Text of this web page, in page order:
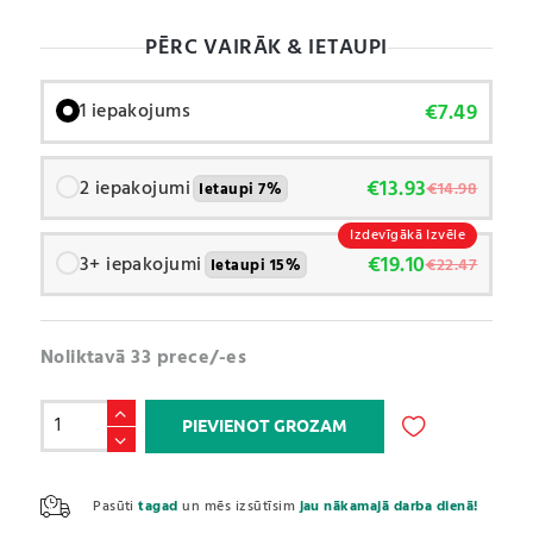
PĒRC VAIRĀK & IETAUPI
1 iepakojums €7.49
2 iepakojumi Ietaupi 7% €13.93€14.98
Izdevīgākā Izvēle
3+ iepakojumi Ietaupi 15% €19.10€22.47
Noliktavā 33 prece/-es
Glicīns
(200g)
daudzums
PIEVIENOT GROZAM
Pasūtitagad un mēs izsūtīsimjau nākamajā darba dienā!